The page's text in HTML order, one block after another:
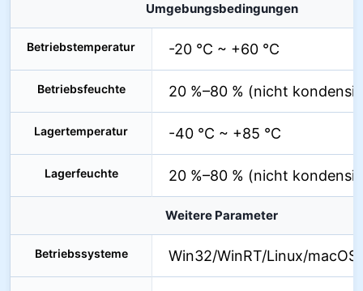
Umgebungsbedingungen
Betriebstemperatur -20 °C ~ +60 °C
Betriebsfeuchte 20 %–80 % (nicht
Lagertemperatur -40 °C ~ +85 °C
Lagerfeuchte 20 %–80 % (nicht
Weitere Parameter
Betriebssysteme Win32/WinRT/Linux/